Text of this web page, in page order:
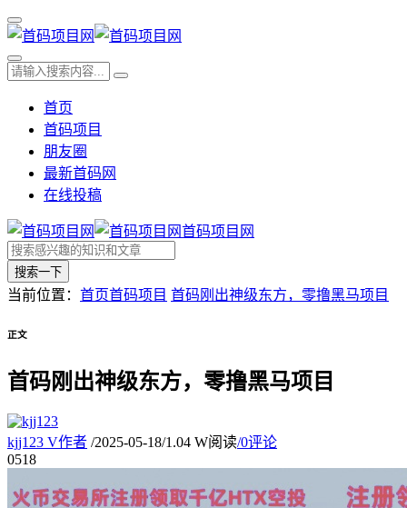
首页
首码项目
朋友圈
最新首码网
在线投稿
首码项目网
搜索一下
当前位置： 首页首码项目 首码刚出神级东方，零撸黑马项目
正文
首码刚出神级东方，零撸黑马项目
kjj123 V作者 /2025-05-18/1.04 W阅读/0评论
0518